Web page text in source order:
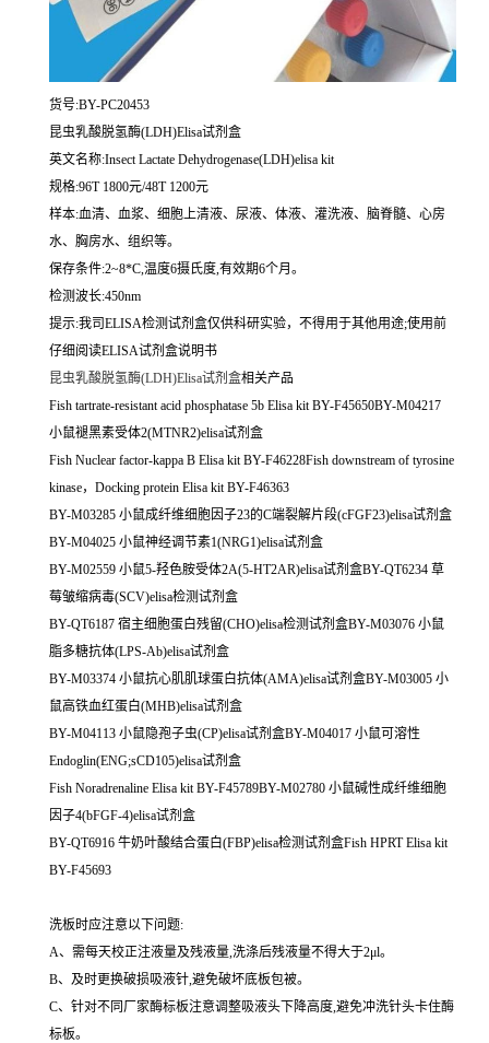
货号:BY-PC20453
昆虫乳酸脱氢酶(LDH)Elisa试剂盒
英文名称:Insect Lactate Dehydrogenase(LDH)elisa kit
规格:96T 1800元/48T 1200元
样本:血清、血浆、细胞上清液、尿液、体液、灌洗液、脑脊髓、心房
水、胸房水、组织等。
保存条件:2~8*C,温度6摄氏度,有效期6个月。
检测波长:450nm
提示:我司ELISA检测试剂盒仅供科研实验，不得用于其他用途;使用前
仔细阅读ELISA试剂盒说明书
昆虫乳酸脱氢酶(LDH)Elisa试剂盒相关产品
Fish tartrate-resistant acid phosphatase 5b Elisa kit BY-F45650BY-M04217
小鼠褪黑素受体2(MTNR2)elisa试剂盒
Fish Nuclear factor-kappa B Elisa kit BY-F46228Fish downstream of tyrosine
kinase，Docking protein Elisa kit BY-F46363
BY-M03285 小鼠成纤维细胞因子23的C端裂解片段(cFGF23)elisa试剂盒
BY-M04025 小鼠神经调节素1(NRG1)elisa试剂盒
BY-M02559 小鼠5-羟色胺受体2A(5-HT2AR)elisa试剂盒BY-QT6234 草
莓皱缩病毒(SCV)elisa检测试剂盒
BY-QT6187 宿主细胞蛋白残留(CHO)elisa检测试剂盒BY-M03076 小鼠
脂多糖抗体(LPS-Ab)elisa试剂盒
BY-M03374 小鼠抗心肌肌球蛋白抗体(AMA)elisa试剂盒BY-M03005 小
鼠高铁血红蛋白(MHB)elisa试剂盒
BY-M04113 小鼠隐孢子虫(CP)elisa试剂盒BY-M04017 小鼠可溶性
Endoglin(ENG;sCD105)elisa试剂盒
Fish Noradrenaline Elisa kit BY-F45789BY-M02780 小鼠碱性成纤维细胞
因子4(bFGF-4)elisa试剂盒
BY-QT6916 牛奶叶酸结合蛋白(FBP)elisa检测试剂盒Fish HPRT Elisa kit
BY-F45693
洗板时应注意以下问题:
A、需每天校正注液量及残液量,洗涤后残液量不得大于2μl。
B、及时更换破损吸液针,避免破坏底板包被。
C、针对不同厂家酶标板注意调整吸液头下降高度,避免冲洗针头卡住酶
标板。